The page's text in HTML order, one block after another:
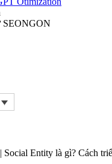
SEONGON
| Social Entity là gì? Cách